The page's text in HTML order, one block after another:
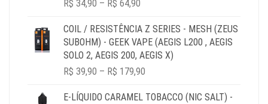
R$ 34,90 – R$ 64,90
R$ 34,90
THROUGH
R$ 64,90
COIL / RESISTÊNCIA Z SERIES - MESH (ZEUS
SUBOHM) - GEEK VAPE (AEGIS L200 , AEGIS
SOLO 2, AEGIS 200, AEGIS X)
R$ 39,90 – R$ 179,90
R$ 39,90
E-LÍQUIDO CARAMEL TOBACCO (NIC SALT) -